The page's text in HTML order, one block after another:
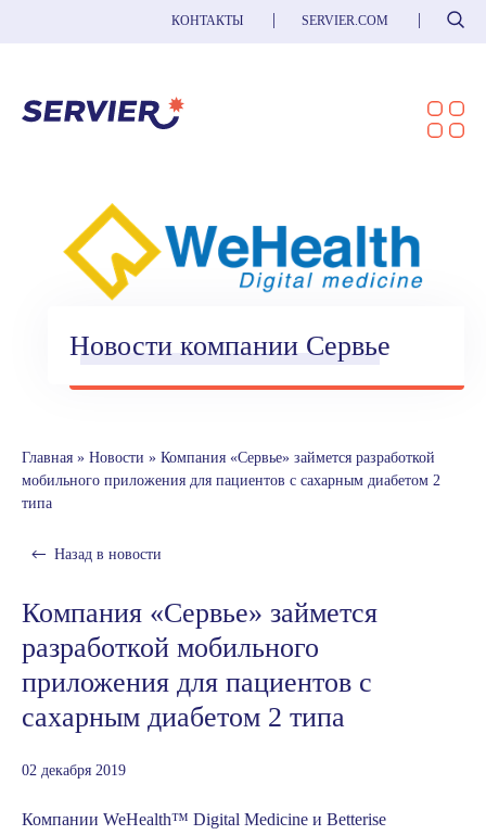
КОНТАКТЫ SERVIER.COM Поиск
Новости компании Сервье
Главная » Новости » Компания «Сервье» займется разработкой
мобильного приложения для пациентов с сахарным диабетом 2
типа
Назад в новости
Компания «Сервье» займется
разработкой мобильного
приложения для пациентов с
сахарным диабетом 2 типа
02 декабря 2019
Компании WeHealth™ Digital Medicine и Betterise